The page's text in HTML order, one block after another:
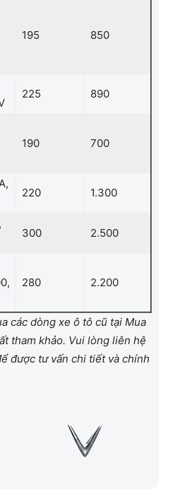
195 850
225 890
190 700
220 1.300
300 2.500
280 2.200
các dòng xe ô tô cũ tại Mua
tham khảo. Vui lòng liên hệ
được tư vấn chi tiết và chính